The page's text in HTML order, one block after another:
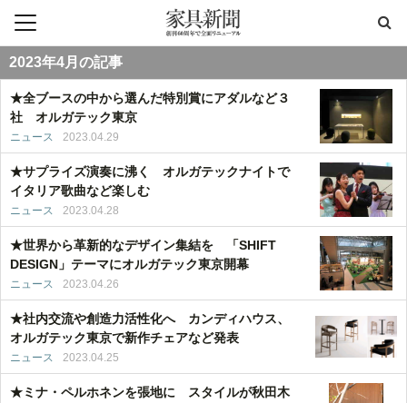
2023年4月の記事
★全ブースの中から選んだ特別賞にアダルなど３
社 オルガテック東京
ニュース 2023.04.29
★サプライズ演奏に沸く オルガテックナイトで
イタリア歌曲など楽しむ
ニュース 2023.04.28
★世界から革新的なデザイン集結を 「SHIFT
DESIGN」テーマにオルガテック東京開幕
ニュース 2023.04.26
★社内交流や創造力活性化へ カンディハウス、
オルガテック東京で新作チェアなど発表
ニュース 2023.04.25
★ミナ・ペルホネンを張地に スタイルが秋田木